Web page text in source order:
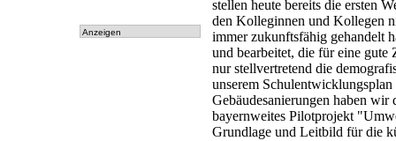
stellen heute bereits die ersten
den Kolleginnen und Kollegen
immer zukunftsfähig gehandelt
und bearbeitet, die für eine
nur stellvertretend die
unserem
Gebäudesanierungen haben
bayernweites Pilotprojekt
Grundlage und Leitbild für die
Anzeigen